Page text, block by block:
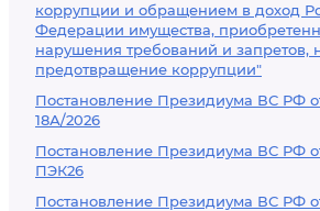
коррупции и обращением в доход
Федерации имущества,
нарушения требований и запретов,
предотвращение коррупции"
Постановление Президиума ВС РФ
18А/2026
Постановление Президиума ВС РФ
ПЭК26
Постановление Президиума ВС РФ